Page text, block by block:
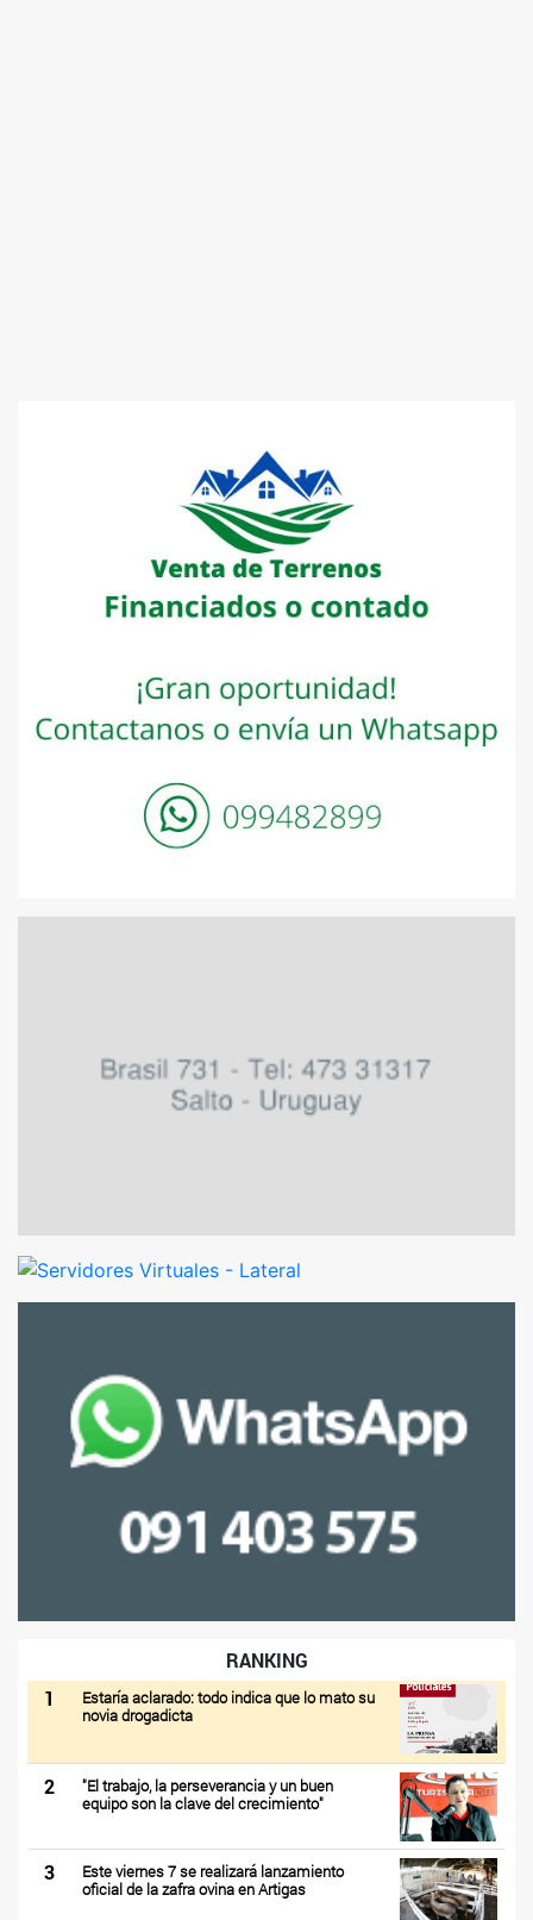
RANKING
1
Estaría aclarado: todo indica que lo mato su
novia drogadicta
2
"El trabajo, la perseverancia y un buen
equipo son la clave del crecimiento"
3
Este viernes 7 se realizará lanzamiento
oficial de la zafra ovina en Artigas